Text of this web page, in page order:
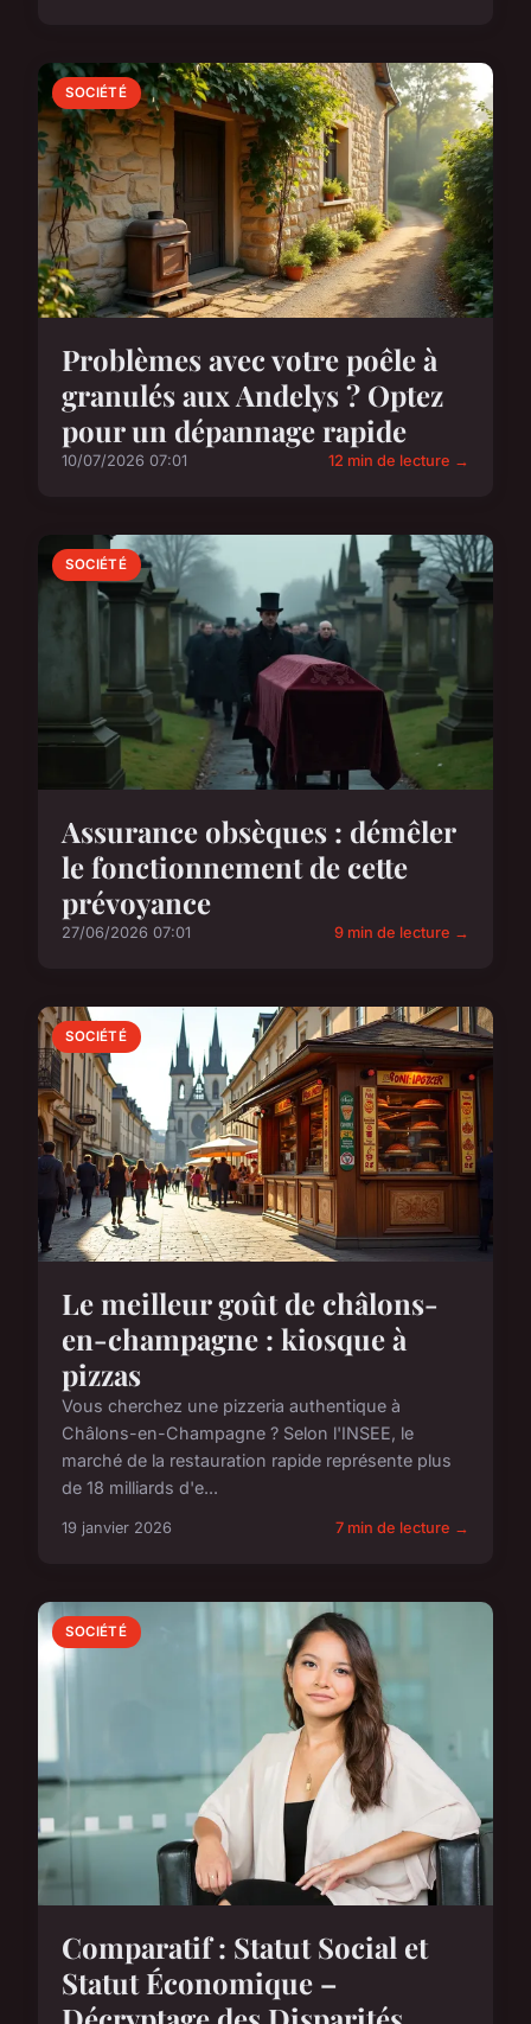
SOCIÉTÉ
Problèmes avec votre poêle à
granulés aux Andelys ? Optez
pour un dépannage rapide
10/07/2026 07:01 12 min de lecture →
SOCIÉTÉ
Assurance obsèques : démêler
le fonctionnement de cette
prévoyance
27/06/2026 07:01 9 min de lecture →
SOCIÉTÉ
Le meilleur goût de châlons-
en-champagne : kiosque à
pizzas
Vous cherchez une pizzeria authentique à
Châlons-en-Champagne ? Selon l'INSEE, le
marché de la restauration rapide représente plus
de 18 milliards d'e...
19 janvier 2026 7 min de lecture →
SOCIÉTÉ
Comparatif : Statut Social et
Statut Économique –